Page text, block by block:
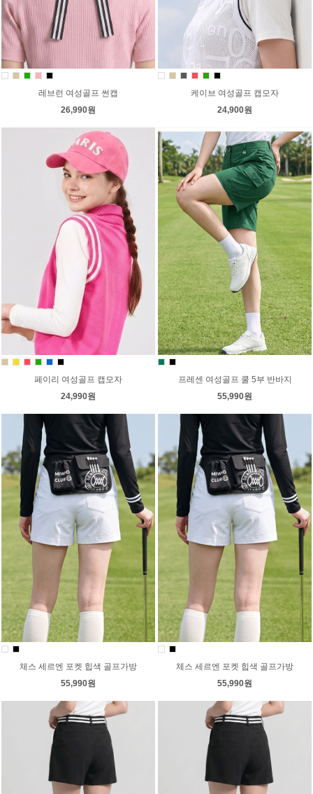
레브런 여성골프 썬캡
26,990원
케이브 여성골프 캡모자
24,900원
페이리 여성골프 캡모자
24,990원
프레센 여성골프 쿨 5부 반바지
55,990원
체스 세르엔 포켓 힙색 골프가방
55,990원
체스 세르엔 포켓 힙색 골프가방
55,990원